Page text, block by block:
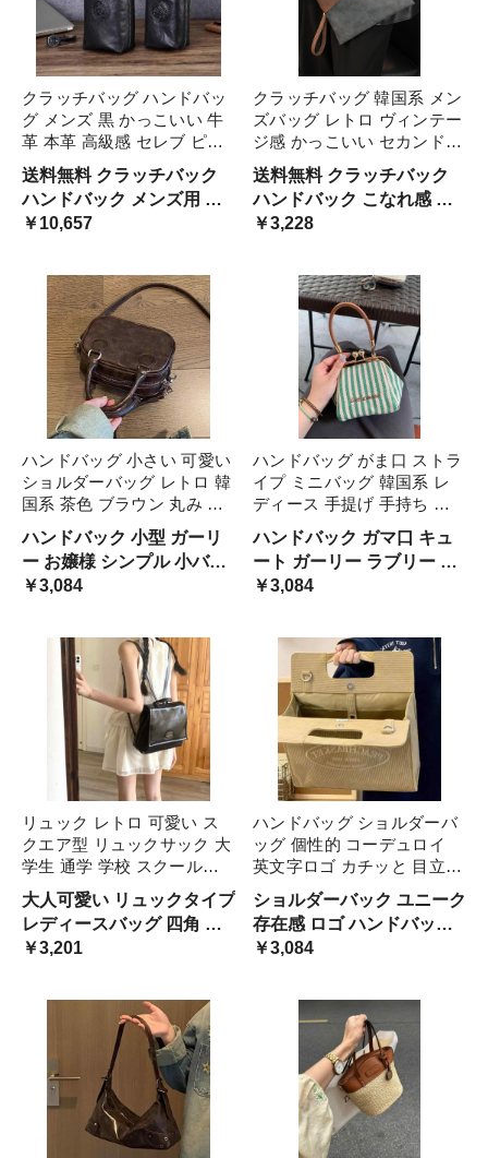
クラッチバッグ ハンドバッ
グ メンズ 黒 かっこいい 牛
革 本革 高級感 セレブ ピロ
ーバッグ 韓国系 小型 ブラ
ック ロゴ 個性的 おしゃれ
パーティーバッグ レザーバ
ッグ 光沢 ヴ 無地
送料無料 クラッチバック
ハンドバック メンズ用 黒
色 オシャレ 男子 ユニーク
ックコーデ お呼ばれ トレ
ンド ハイセンス スタイリ
ッシュ ミニ
￥10,657
クラッチバッグ 韓国系 メン
ズバッグ レトロ ヴィンテー
ジ感 かっこいい セカンドバ
ッグ 黒 茶色 バイカラー 模
様 薄型 ハンドバッグ 渋色
マット 光沢 海外 セレブ フ
ァスナー 小型 小 高級感
送料無料 クラッチバック
ハンドバック こなれ感 ル
ーズ クール カッコイイ オ
オールブラック ストラップ
ファスナー 薄い 小さめ 上
品 ニッチ
￥3,228
ハンドバッグ 小さい 可愛い
ショルダーバッグ レトロ 韓
国系 茶色 ブラウン 丸み ぽ
ってり 2way レディース ミ
ニバッグ 無地 レザー ビン
テージ感 合皮 革バッグ パ
ーティーバッグ こなれ感
ハンドバック 小型 ガーリ
ー お嬢様 シンプル 小バッ
グ オルチャン 女子 ベーシ
ック ボディバック ブラウ
ンカラー チョコレート 甘
い 幼い
￥3,084
ハンドバッグ がま口 ストラ
イプ ミニバッグ 韓国系 レ
ディース 手提げ 手持ち 小
さい バック キャンバス ボ
ーダー 白 青 爽やか 春夏 釜
口 財布 お出かけ 化粧 ポー
チ 小型 パーティーバック
ハンドバック ガマ口 キュ
ート ガーリー ラブリー お
財布バッグ ストライプ模様
型 ころん ぽってり インス
タ映え 絵になる サマーバ
ッグ
￥3,084
リュック レトロ 可愛い ス
クエア型 リュックサック 大
学生 通学 学校 スクールバ
ッグ 黒 茶色 レザー ランド
セル風 カレッジ バッグ か
ぶせライプ 持ち手付 ハンド
バッグ 大容量 フレンチレト
大人可愛い リュックタイプ
レディースバッグ 四角 バ
ックル 韓国風 カチッと 高
グ 通学カバン ワックス コ
スプレ 量産型 量産系
￥3,201
ハンドバッグ ショルダーバ
ッグ 個性的 コーデュロイ
英文字ロゴ カチッと 目立つ
カーキ 手提げ 手持ち 斜め
掛け 2way バック スクエア
型 韓国系 インスタ映え 大
型 ラージサイズ 大 大きい
ショルダーバック ユニーク
存在感 ロゴ ハンドバック
オルチャン系 女子 四角 で
入る 教科書 ラフ ベイクド
カラー ナチュラル パン屋
￥3,084